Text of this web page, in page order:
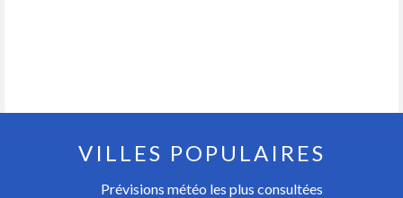
VILLES POPULAIRES
Prévisions météo les plus consultées